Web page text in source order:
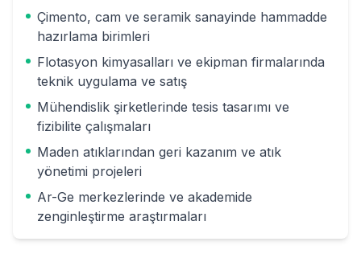
Çimento, cam ve seramik sanayinde hammadde
hazırlama birimleri
Flotasyon kimyasalları ve ekipman firmalarında
teknik uygulama ve satış
Mühendislik şirketlerinde tesis tasarımı ve
fizibilite çalışmaları
Maden atıklarından geri kazanım ve atık
yönetimi projeleri
Ar-Ge merkezlerinde ve akademide
zenginleştirme araştırmaları